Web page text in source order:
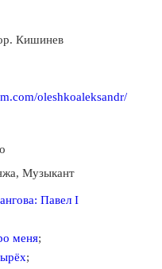
Кишинев
oleshkoaleksandr/
, Музыкант
Павел I
меня;
;